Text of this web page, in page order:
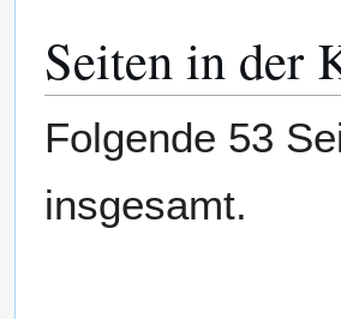
Seiten in der
Folgende 53
insgesamt.